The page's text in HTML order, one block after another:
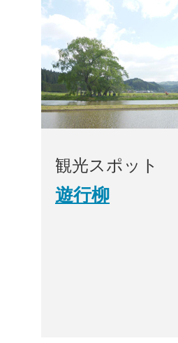
観光スポット
遊行柳